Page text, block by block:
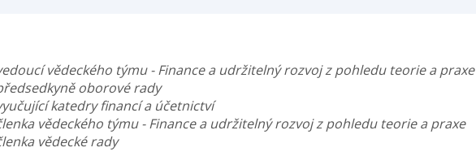
vědeckého týmu - Finance a udržitelný rozvoj z pohledu teorie a praxe
oborové rady
katedry financí a účetnictví
vědeckého týmu - Finance a udržitelný rozvoj z pohledu teorie a praxe
vědecké rady